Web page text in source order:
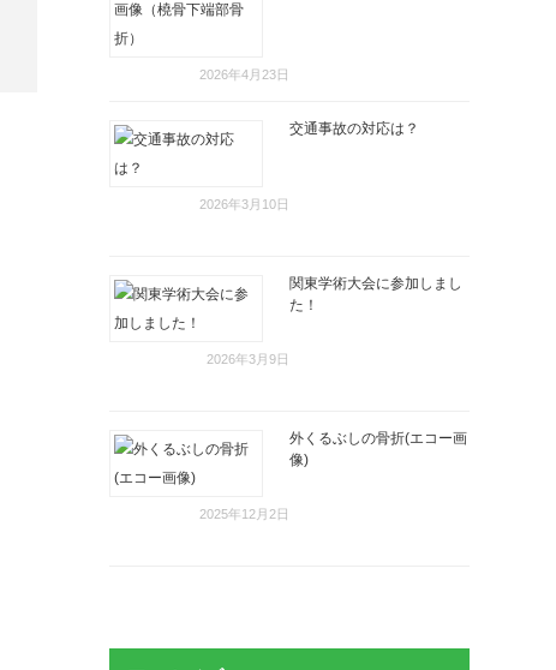
2026年4月23日
交通事故の対応は？
2026年3月10日
関東学術大会に参加しまし
た！
2026年3月9日
外くるぶしの骨折(エコー画
像)
2025年12月2日